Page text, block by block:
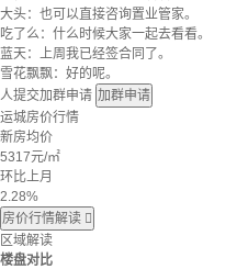
大头：也可以直接咨询置业管家。
吃了么：什么时候大家一起去看看。
蓝天：上周我已经签合同了。
雪花飘飘：好的呢。
人提交加群申请 加群申请
运城房价行情
新房均价
5317元/㎡
环比上月
2.28%
房价行情解读 
区域解读
楼盘对比